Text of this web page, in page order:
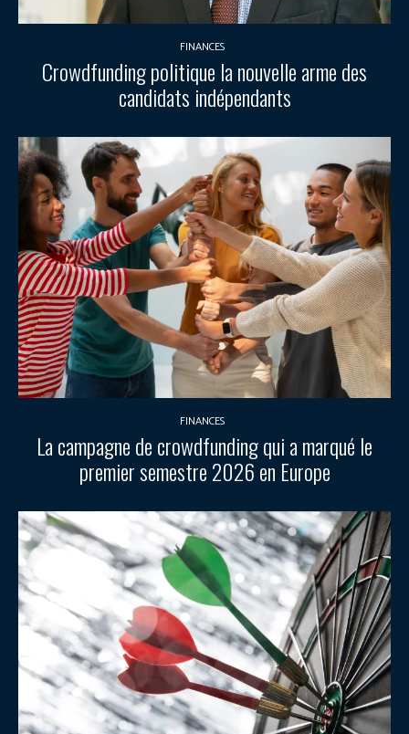
FINANCES
Crowdfunding politique la nouvelle arme des
candidats indépendants
FINANCES
La campagne de crowdfunding qui a marqué le
premier semestre 2026 en Europe